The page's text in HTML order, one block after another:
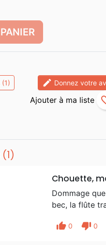
edit Donnez votre
Chouette,
Dommage
bec, la flûte
thumb_up 0 thumb_down 0